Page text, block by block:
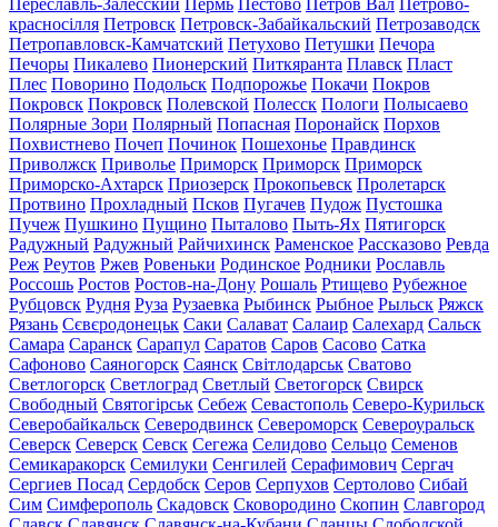
Переславль-Залесский Пермь Пестово Петров Вал Петрово-
красносілля Петровск Петровск-Забайкальский Петрозаводск
Петропавловск-Камчатский Петухово Петушки Печора
Печоры Пикалево Пионерский Питкяранта Плавск Пласт
Плес Поворино Подольск Подпорожье Покачи Покров
Покровск Покровск Полевской Полесск Пологи Полысаево
Полярные Зори Полярный Попасная Поронайск Порхов
Похвистнево Почеп Починок Пошехонье Правдинск
Приволжск Приволье Приморск Приморск Приморск
Приморско-Ахтарск Приозерск Прокопьевск Пролетарск
Протвино Прохладный Псков Пугачев Пудож Пустошка
Пучеж Пушкино Пущино Пыталово Пыть-Ях Пятигорск
Радужный Радужный Райчихинск Раменское Рассказово Ревда
Реж Реутов Ржев Ровеньки Родинское Родники Рославль
Россошь Ростов Ростов-на-Дону Рошаль Ртищево Рубежное
Рубцовск Рудня Руза Рузаевка Рыбинск Рыбное Рыльск Ряжск
Рязань Сєвєродонецьк Саки Салават Салаир Салехард Сальск
Самара Саранск Сарапул Саратов Саров Сасово Сатка
Сафоново Саяногорск Саянск Світлодарськ Сватово
Светлогорск Светлоград Светлый Светогорск Свирск
Свободный Святогірськ Себеж Севастополь Северо-Курильск
Северобайкальск Северодвинск Североморск Североуральск
Северск Северск Севск Сегежа Селидово Сельцо Семенов
Семикаракорск Семилуки Сенгилей Серафимович Сергач
Сергиев Посад Сердобск Серов Серпухов Сертолово Сибай
Сим Симферополь Скадовск Сковородино Скопин Славгород